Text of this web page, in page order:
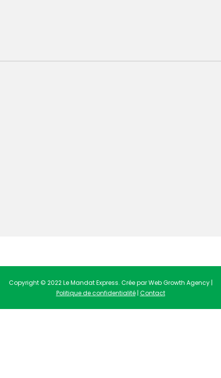
Copyright © 2022 Le Mandat Express. Crée par Web Growth Agency |
Politique de confidentialité| Contact